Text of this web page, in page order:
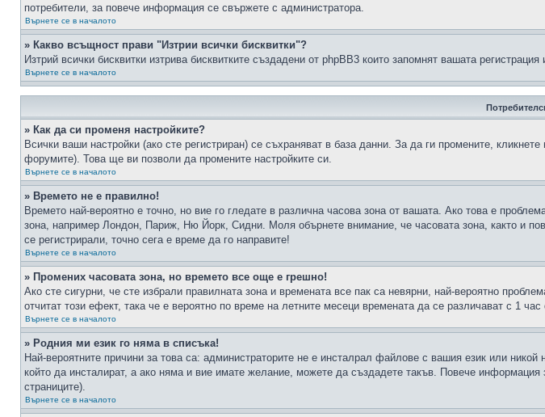
потребители, за повече информация се свържете с администратора.
Върнете се в началото
» Какво всъщност прави "Изтрии всички бисквитки"?
Изтрий всички бисквитки изтрива бисквитките създадени от phpBB3 които запомнят вашата
Върнете се в началото
» Как да си променя настройките?
Всички ваши настройки (ако сте регистриран) се съхраняват в база данни. За да ги промените, кликнете
форумите). Това ще ви позволи да промените настройките си.
Върнете се в началото
» Времето не е правилно!
Времето най-вероятно е точно, но вие го гледате в различна часова зона от вашата. Ако това е
зона, например Лондон, Париж, Ню Йорк, Сидни. Моля обърнете внимание, че часовата зона, както и
се регистрирали, точно сега е време да го направите!
Върнете се в началото
» Промених часовата зона, но времето все още е грешно!
Ако сте сигурни, че сте избрали правилната зона и времената все пак са невярни, най-вероятно
отчитат този ефект, така че е вероятно по време на летните месеци времената да се различават с 1
Върнете се в началото
» Родния ми език го няма в списъка!
Най-вероятните причини за това са: администраторите не е инсталрал файлове с вашия език или
който да инсталират, а ако няма и вие имате желание, можете да създадете такъв. Повече
страниците).
Върнете се в началото